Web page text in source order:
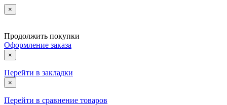
×
Продолжить покупки
Оформление заказа
×
Перейти в закладки
×
Перейти в сравнение товаров